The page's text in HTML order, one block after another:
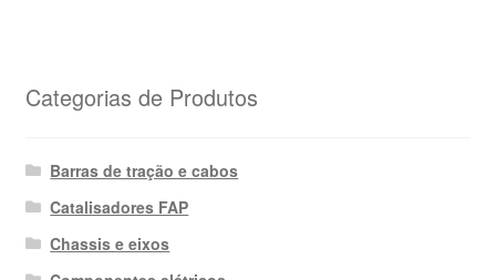
Categorias de Produtos
Barras de tração e cabos
Catalisadores FAP
Chassis e eixos